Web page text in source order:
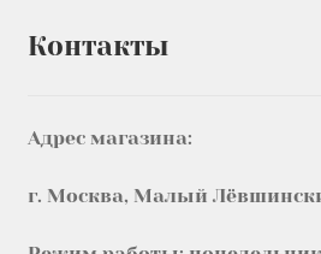
Контакты
Адрес магазина:
г. Москва, Малый